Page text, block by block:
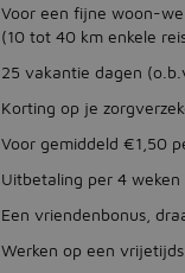
Voor een fijne woon-
(10 tot 40 km enkele
25 vakantie dagen
Korting op je
Voor gemiddeld €1,50
Uitbetaling per 4
Een vriendenbonus,
Werken op een